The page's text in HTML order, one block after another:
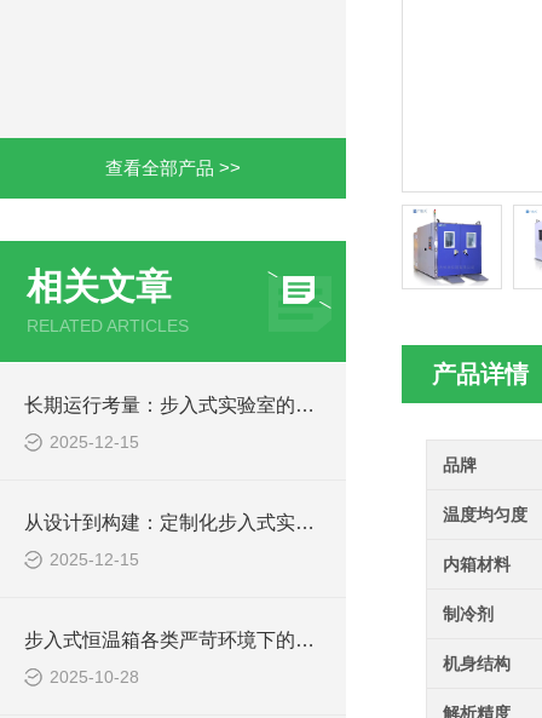
查看全部产品 >>
相关文章
RELATED ARTICLES
长期运行考量：步入式实验室的可靠性与维护
2025-12-15
从设计到构建：定制化步入式实验室的实现路径
2025-12-15
步入式恒温箱各类严苛环境下的材料性能验证提供了平台
2025-10-28
产品详情
品牌
温度均匀度
内箱材料
制冷剂
机身结构
解析精度